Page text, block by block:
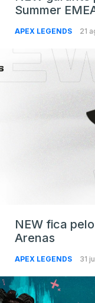
Summer
APEX LEGENDS 21
NEW fica
Arenas
APEX LEGENDS 31